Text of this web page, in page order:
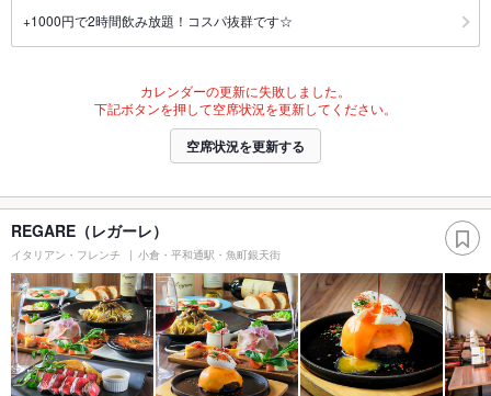
+1000円で2時間飲み放題！コスパ抜群です☆
カレンダーの更新に失敗しました。
下記ボタンを押して空席状況を更新してください。
空席状況を更新する
REGARE（レガーレ）
イタリアン・フレンチ 小倉・平和通駅・魚町銀天街